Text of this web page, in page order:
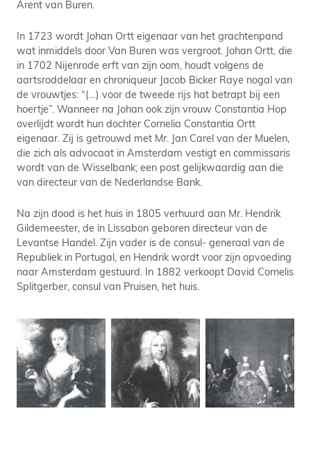
Arent van Buren.
In 1723 wordt Johan Ortt eigenaar van het grachtenpand
wat inmiddels door Van Buren was vergroot. Johan Ortt, die
in 1702 Nijenrode erft van zijn oom, houdt volgens de
aartsroddelaar en chroniqueur Jacob Bicker Raye nogal van
de vrouwtjes: “(…) voor de tweede rijs hat betrapt bij een
hoertje”. Wanneer na Johan ook zijn vrouw Constantia Hop
overlijdt wordt hun dochter Cornelia Constantia Ortt
eigenaar. Zij is getrouwd met Mr. Jan Carel van der Muelen,
die zich als advocaat in Amsterdam vestigt en commissaris
wordt van de Wisselbank; een post gelijkwaardig aan die
van directeur van de Nederlandse Bank.
Na zijn dood is het huis in 1805 verhuurd aan Mr. Hendrik
Gildemeester, de in Lissabon geboren directeur van de
Levantse Handel. Zijn vader is de consul- generaal van de
Republiek in Portugal, en Hendrik wordt voor zijn opvoeding
naar Amsterdam gestuurd. In 1882 verkoopt David Cornelis
Splitgerber, consul van Pruisen, het huis.